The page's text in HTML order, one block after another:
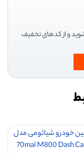
و از کدهای تخفیف